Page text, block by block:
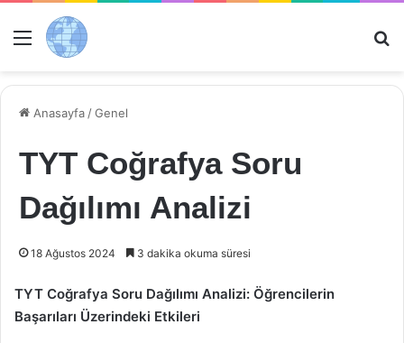
Menü
Anasayfa /Genel
TYT Coğrafya Soru
Dağılımı Analizi
18 Ağustos 2024 3 dakika okuma süresi
TYT Coğrafya Soru Dağılımı Analizi: Öğrencilerin
Başarıları Üzerindeki Etkileri